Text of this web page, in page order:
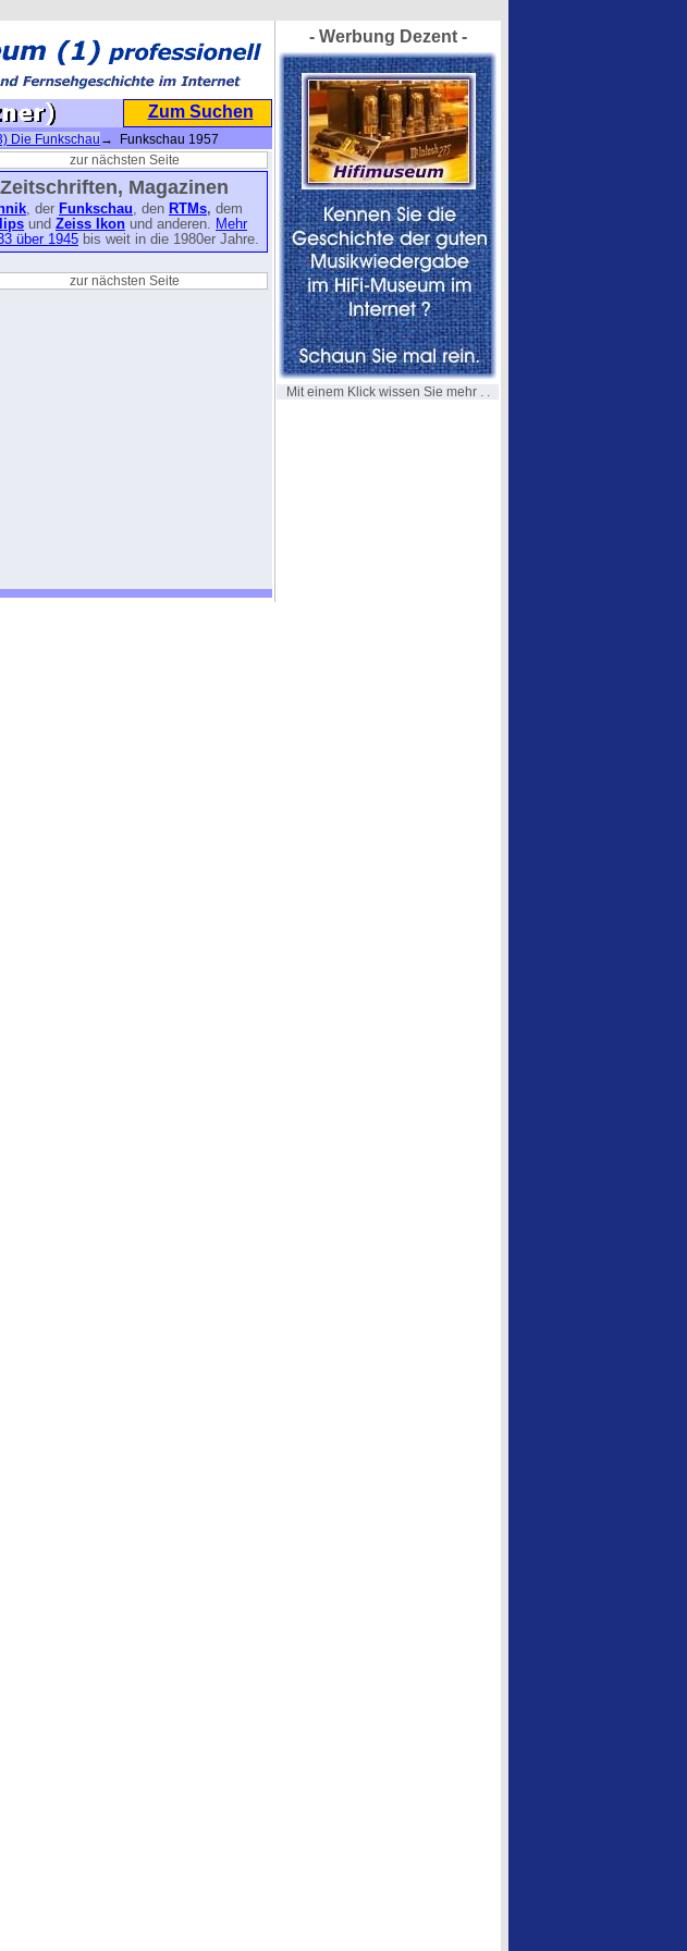
Zum Suchen
Die Funkschau → Funkschau 1957
zur nächsten Seite
Magazinen
, der Funkschau, den RTMs, dem
und Zeiss Ikon und anderen. Mehr
über 1945 bis weit in die 1980er Jahre.
zur nächsten Seite
- Werbung Dezent -
Mit einem Klick wissen Sie mehr . .